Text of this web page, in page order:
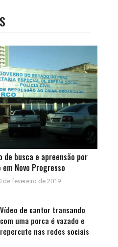
de busca e apreensão por
Novo Progresso
de fevereiro de 2019
Vídeo de cantor transando
com uma porca é vazado e
repercute nas redes sociais